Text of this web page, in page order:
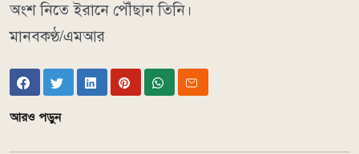
অংশ নিতে ইরানে পৌঁছান তিনি।
মানবকণ্ঠ/এমআর
আরও পড়ুন